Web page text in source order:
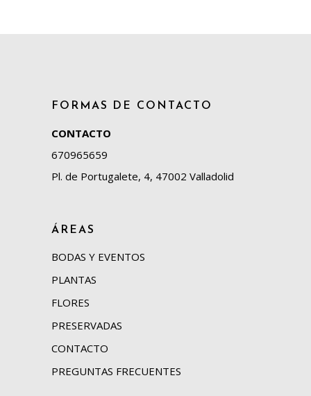
FORMAS DE CONTACTO
CONTACTO
670965659
Pl. de Portugalete, 4, 47002 Valladolid
ÁREAS
BODAS Y EVENTOS
PLANTAS
FLORES
PRESERVADAS
CONTACTO
PREGUNTAS FRECUENTES